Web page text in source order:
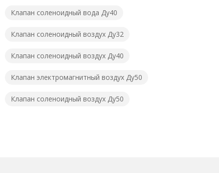
Клапан соленоидный вода Ду40
Клапан соленоидный воздух Ду32
Клапан соленоидный воздух Ду40
Клапан электромагнитный воздух Ду50
Клапан соленоидный воздух Ду50